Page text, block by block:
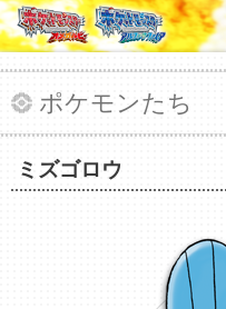
ポケモンたち
ミズゴロウ